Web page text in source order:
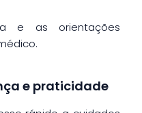
e as orientações
e praticidade